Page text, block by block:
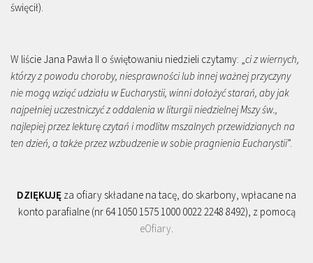
święcił).
W liście Jana Pawła II o świętowaniu niedzieli czytamy: „ci z wiernych,
którzy z powodu choroby, niesprawności lub innej ważnej przyczyny
nie mogą wziąć udziału w Eucharystii, winni dołożyć starań, aby jak
najpełniej uczestniczyć z oddalenia w liturgii niedzielnej Mszy św.,
najlepiej przez lekturę czytań i modlitw mszalnych przewidzianych na
ten dzień, a także przez wzbudzenie w sobie pragnienia Eucharystii”.
DZIĘKUJĘ za ofiary składane na tacę, do skarbony, wpłacane na
konto parafialne (nr 64 1050 1575 1000 0022 2248 8492), z pomocą
eOfiary.